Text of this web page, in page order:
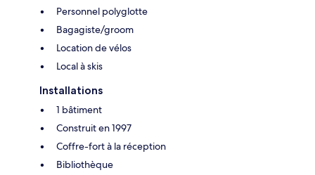
Personnel polyglotte
Bagagiste/groom
Location de vélos
Local à skis
Installations
1 bâtiment
Construit en 1997
Coffre-fort à la réception
Bibliothèque